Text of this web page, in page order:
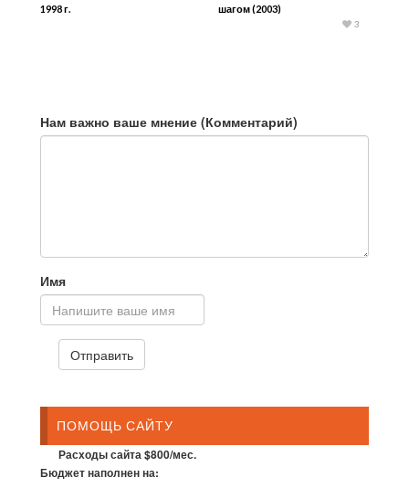
1998 г.
шагом (2003)
3
Нам важно ваше мнение (Комментарий)
Имя
ПОМОЩЬ САЙТУ
Расходы сайта $800/мес.
Бюджет наполнен на: